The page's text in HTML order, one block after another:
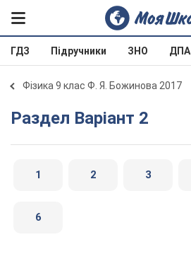
ГДЗ Підручники ЗНО ДПА
Фізика 9 клас Ф. Я. Божинова 2017
Раздел Варіант 2
1 2 3
6